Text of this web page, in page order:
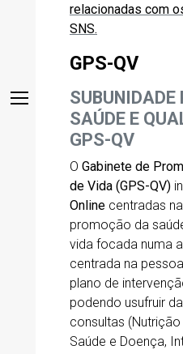
relacionadas com
SNS.
GPS-QV
SUBUNIDADE
SAÚDE E
GPS-QV
O Gabinete de
de Vida (GPS-QV)
Online centradas
promoção da
vida focada numa
centrada na
plano de
podendo usufruir
consultas
Saúde e Doença,